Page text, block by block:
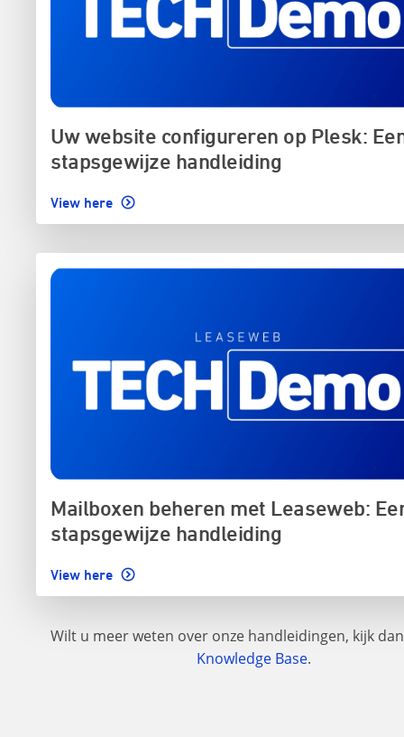
Uw website configureren op Plesk:
stapsgewijze handleiding
View here
Mailboxen beheren met Leaseweb:
stapsgewijze handleiding
View here
Wilt u meer weten over onze handleidingen, kijk
Knowledge Base.